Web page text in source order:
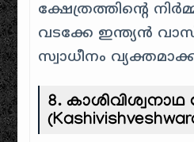
ക്ഷേത്രത്തിന്റെ
വടക്കേ ഇന്ത്യൻ
സ്വാധീനം
8.കാശിവിശ്വനാഥ